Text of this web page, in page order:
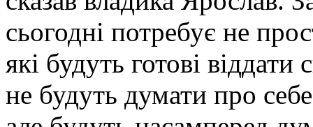
сьогодні потребує не
які будуть готові
не будуть думати про